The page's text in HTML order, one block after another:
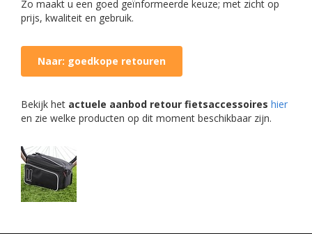
Zo maakt u een goed geïnformeerde keuze; met zicht op
prijs, kwaliteit en gebruik.
Naar: goedkope retouren
Bekijk het actuele aanbod retour fietsaccessoires hier
en zie welke producten op dit moment beschikbaar zijn.